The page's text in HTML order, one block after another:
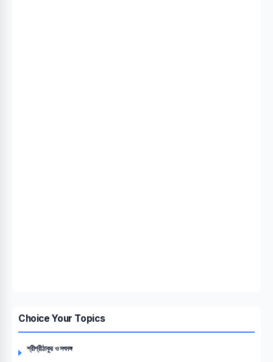
Choice Your Topics
শ্রীশ্রীঠাকুর ও সৎসঙ্গ